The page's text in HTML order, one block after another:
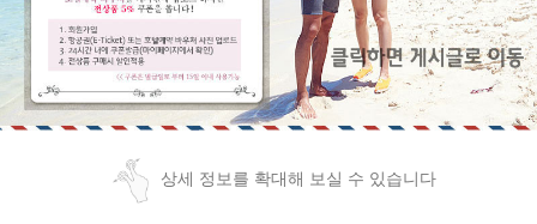
상세 정보를 확대해 보실 수 있습니다